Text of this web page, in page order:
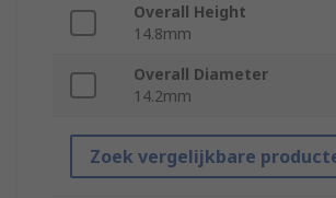
Overall Height
14.8mm
Overall Diameter
14.2mm
Zoek vergelijkbare